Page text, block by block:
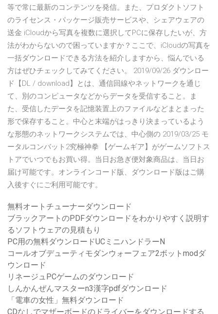
等で常に最新のコンテンツを発信。また、プロダクトソフト
のライセンス・パッケージ販売サービスや、シェアウェアの
送金 iCloudから写真を複数に選択してPCに保存したいが、方
法がわからないので困っていますか？ここで、iCloudの写真を
一括ダウンロードできる方法を紹介しますから、悩んでいる
方はぜひチェックしてみてください。 2019/09/26 ダウンロー
ド【DL / download】とは、通信回線やネットワークを通じ
て、別のコンピュータなどからデータを受信すること。ま
た、受信したデータを記憶装置上のファイルなどまとまった
形で保存すること。中心と末端がはっきり決まっているよう
な形態のネットワークシステムでは、中心側の 2019/03/25 モ
ータルコンバット2究極神拳 【ゲームギア】がゲームソフトス
トアでいつでもお買い得。当日お急ぎ便対象商品は、当日お
届け可能です。オンラインコード版、ダウンロード版はご購
入後すぐにご利用可能です。
無料オートチューナーダウンロード
ブラックアートのPDFダウンロードをわかりやすく説明す
るソフトウェアの見積もり
PC用の無料ダウンロードUCミニハンドラーN
コールオブデューティモダンウォーフェア2ボットmodダ
ウンロード
リネージュPCゲームのダウンロード
しんかんぜんマスターn3漢字pdfダウンロード
「電車の女性」無料ダウンロード
CDなしでマザーボードのドライバーをダウンロードする